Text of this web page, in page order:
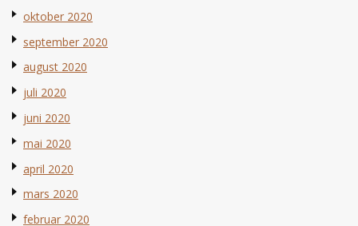
oktober 2020
september 2020
august 2020
juli 2020
juni 2020
mai 2020
april 2020
mars 2020
februar 2020